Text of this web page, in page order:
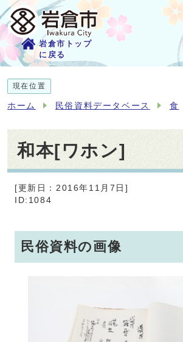
岩倉市トップ
に戻る
現在位置
ホーム 民俗資料データベース 食
和本[ワホン]
[更新日：2016年11月7日]
ID:1084
民俗資料の画像